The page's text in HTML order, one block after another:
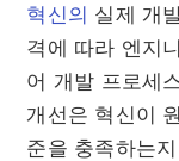
혁신의 실제 개
격에 따라 엔지
어 개발 프로세
개선은 혁신이
준을 충족하는